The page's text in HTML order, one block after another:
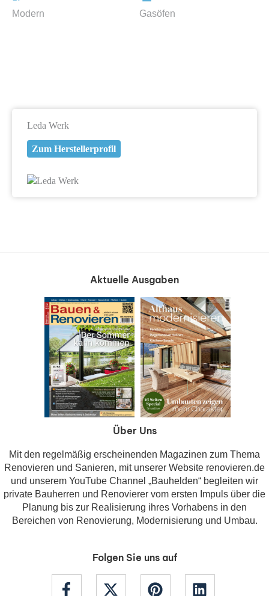
Modern Gasöfen
Leda Werk
Zum Herstellerprofil
Aktuelle Ausgaben
Über Uns
Mit den regelmäßig erscheinenden Magazinen zum Thema
Renovieren und Sanieren, mit unserer Website renovieren.de
und unserem YouTube Channel „Bauhelden“ begleiten wir
private Bauherren und Renovierer vom ersten Impuls über die
Planung bis zur Realisierung ihres Vorhabens in den
Bereichen von Renovierung, Modernisierung und Umbau.
Folgen Sie uns auf